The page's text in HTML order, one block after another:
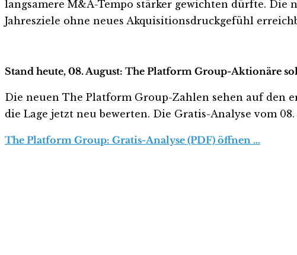
langsamere M&A-Tempo stärker gewichten dürfte. Die
Jahresziele ohne neues Akquisitionsdruckgefühl
Stand heute, 08. August: The Platform Group-Aktionäre
Die neuen The Platform Group-Zahlen sehen auf den
die Lage jetzt neu bewerten. Die Gratis-Analyse vom
The Platform Group: Gratis-Analyse (PDF) öffnen …